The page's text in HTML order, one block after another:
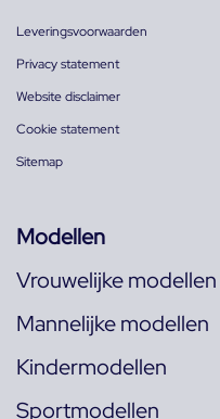
Leveringsvoorwaarden
Privacy statement
Website disclaimer
Cookie statement
Sitemap
Modellen
Vrouwelijke modellen
Mannelijke modellen
Kindermodellen
Sportmodellen